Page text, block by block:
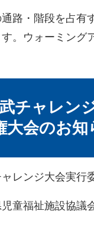
路・階段を占有
。ウォーミング
チャレン
大会のお知
ンジ大会実行
福祉施設協議